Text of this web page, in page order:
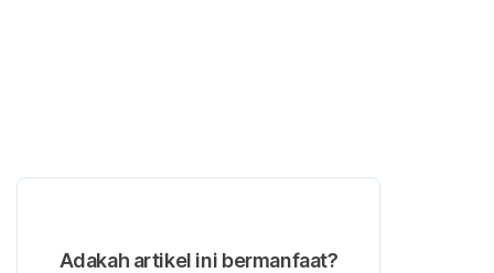
Adakah artikel ini bermanfaat?